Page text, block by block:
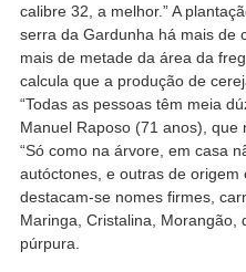
calibre 32, a melhor.” A
serra da Gardunha há mais de
mais de metade da área da
calcula que a produção de
“Todas as pessoas têm meia
Manuel Raposo (71 anos), que
“Só como na árvore, em casa
autóctones, e outras de origem
destacam-se nomes firmes,
Maringa, Cristalina, Morangão,
púrpura.